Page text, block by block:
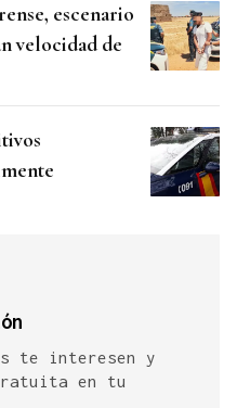
escenario
velocidad de
te interesen y
en tu